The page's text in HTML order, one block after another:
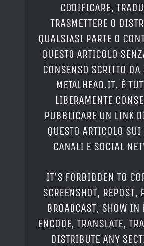
CODIFICARE,
TRASMETTERE O
QUALSIASI PARTE O
QUESTO ARTICOLO
CONSENSO SCRITTO DA
METALHEAD.IT. È
LIBERAMENTE
PUBBLICARE UN LINK
QUESTO ARTICOLO SUI
CANALI E SOCIAL
IT'S FORBIDDEN TO
SCREENSHOT, REPOST,
BROADCAST, SHOW IN
ENCODE, TRANSLATE,
DISTRIBUTE ANY